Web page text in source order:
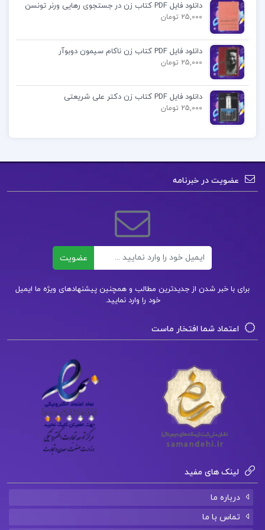
انگلیسی
ریاضی
دروس طلایی دهم تجربی کاگو pdf
دانلود کتاب دروس طلایی دهم تجربی کاگو
کتاب دروس طلایی دهم تجربی کاگو
دانلود فایل PDF کتاب معامله گر منضبط احسان
سپهریان
دانلود فایل PDF کتاب کارآفرینی آموزشی سکینه
دانلود فایل PDF کتاب اندازه گیری و ارزشیابی
آموزشی علی اکبر سیف
دانلود فایل PDF کتاب زن در جستجوی رهایی ورنر تونسن
25,000 تومان
دانلود فایل PDF کتاب زن ناکام سیمون دوبوآر
25,000 تومان
دانلود فایل PDF کتاب زن دکتر علی شریعتی
25,000 تومان
عضویت در خبرنامه
عضویت
برای با خبر شدن از جدیدترین مطالب و همچنین پیشنهادهای ویژه ما ایمیل
خود را وارد نمایید.
اعتماد شما افتخار ماست
لینک های مفید
درباره ما
تماس با ما